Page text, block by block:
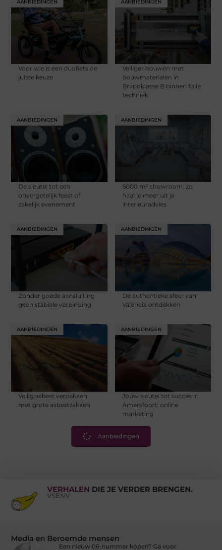
AANBIEDINGEN
Voor wie is een duofiets de
juiste keuze
AANBIEDINGEN
Veiliger bouwen met
bouwmaterialen in
Brandklasse B binnen folie
techniek
AANBIEDINGEN
De sleutel tot een
onvergetelijk feest of
zakelijk evenement
AANBIEDINGEN
6000 m² showroom: zo
haal je meer uit je
interieuradvies
AANBIEDINGEN
Zonder goede aansluiting
geen stabiele verbinding
AANBIEDINGEN
De authentieke sfeer van
Valencia ontdekken
AANBIEDINGEN
Veilig asbest verpakken
met grote asbestzakken
AANBIEDINGEN
Jouw sleutel tot succes in
Amersfoort: online
marketing
Aanbiedingen
VERHALEN DIE JE VERDER BRENGEN.
VSENV
Media en Beroemde mensen
Een nieuw 06-nummer kopen? Ga voor